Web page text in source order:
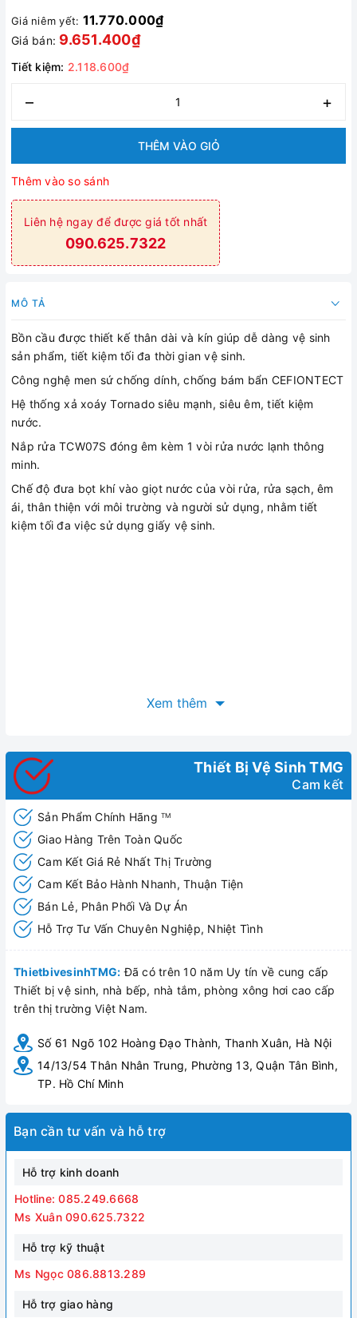
Giá niêm yết: 11.770.000₫
Giá bán: 9.651.400₫
Tiết kiệm: 2.118.600₫
– +
THÊM VÀO GIỎ
Thêm vào so sánh
Liên hệ ngay để được giá tốt nhất
090.625.7322
MÔ TẢ
Bồn cầu được thiết kế thân dài và kín giúp dễ dàng vệ sinh
sản phẩm, tiết kiệm tối đa thời gian vệ sinh.
Công nghệ men sứ chống dính, chống bám bẩn CEFIONTECT
Hệ thống xả xoáy Tornado siêu mạnh, siêu êm, tiết kiệm
nước.
Nắp rửa TCW07S đóng êm kèm 1 vòi rửa nước lạnh thông
minh.
Chế độ đưa bọt khí vào giọt nước của vòi rửa, rửa sạch, êm
ái, thân thiện với môi trường và người sử dụng, nhằm tiết
kiệm tối đa việc sử dụng giấy vệ sinh.
Xem thêm
Thiết Bị Vệ Sinh TMG
Cam kết
Sản Phẩm Chính Hãng TM
Giao Hàng Trên Toàn Quốc
Cam Kết Giá Rẻ Nhất Thị Trường
Cam Kết Bảo Hành Nhanh, Thuận Tiện
Bán Lẻ, Phân Phối Và Dự Án
Hỗ Trợ Tư Vấn Chuyên Nghiệp, Nhiệt Tình
ThietbivesinhTMG: Đã có trên 10 năm Uy tín về cung cấp
Thiết bị vệ sinh, nhà bếp, nhà tắm, phòng xông hơi cao cấp
trên thị trường Việt Nam.
Số 61 Ngõ 102 Hoàng Đạo Thành, Thanh Xuân, Hà Nội
14/13/54 Thân Nhân Trung, Phường 13, Quận Tân Bình,
TP. Hồ Chí Minh
Bạn cần tư vấn và hỗ trợ
Hỗ trợ kinh doanh
Hotline: 085.249.6668
Ms Xuân 090.625.7322
Hỗ trợ kỹ thuật
Ms Ngọc 086.8813.289
Hỗ trợ giao hàng